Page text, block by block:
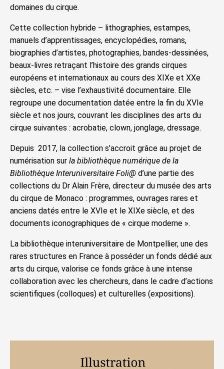
domaines du cirque.
Cette collection hybride – lithographies, estampes,
manuels d’apprentissages, encyclopédies, romans,
biographies d’artistes, photographies, bandes-dessinées,
beaux-livres retraçant l’histoire des grands cirques
européens et internationaux au cours des XIXe et XXe
siècles, etc. – vise l’exhaustivité documentaire. Elle
regroupe une documentation datée entre la fin du XVIe
siècle et nos jours, couvrant les disciplines des arts du
cirque suivantes : acrobatie, clown, jonglage, dressage.
Depuis 2017, la collection s’accroit grâce au projet de
numérisation sur la bibliothèque numérique de la
Bibliothèque Interuniversitaire Foli@ d’une partie des
collections du Dr Alain Frère, directeur du musée des arts
du cirque de Monaco : programmes, ouvrages rares et
anciens datés entre le XVIe et le XIXe siècle, et des
documents iconographiques de « cirque moderne ».
La bibliothèque interuniversitaire de Montpellier, une des
rares structures en France à posséder un fonds dédié aux
arts du cirque, valorise ce fonds grâce à une intense
collaboration avec les chercheurs, dans le cadre d’actions
scientifiques (colloques) et culturelles (expositions).